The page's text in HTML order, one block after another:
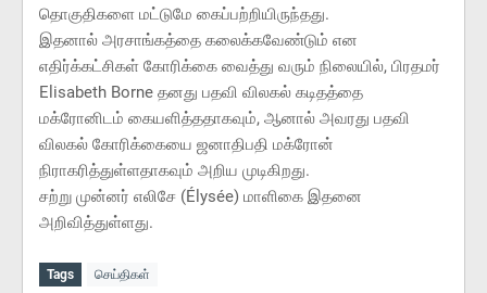
தொகுதிகளை மட்டுமே கைப்பற்றியிருந்தது.
இதனால் அரசாங்கத்தை கலைக்கவேண்டும் என
எதிர்க்கட்சிகள் கோரிக்கை வைத்து வரும் நிலையில், பிரதமர்
Elisabeth Borne தனது பதவி விலகல் கடிதத்தை
மக்ரோனிடம் கையளித்ததாகவும், ஆனால் அவரது பதவி
விலகல் கோரிக்கையை ஜனாதிபதி மக்ரோன்
நிராகரித்துள்ளதாகவும் அறிய முடிகிறது.
சற்று முன்னர் எலிசே (Élysée) மாளிகை இதனை
அறிவித்துள்ளது.
Tags செய்திகள்